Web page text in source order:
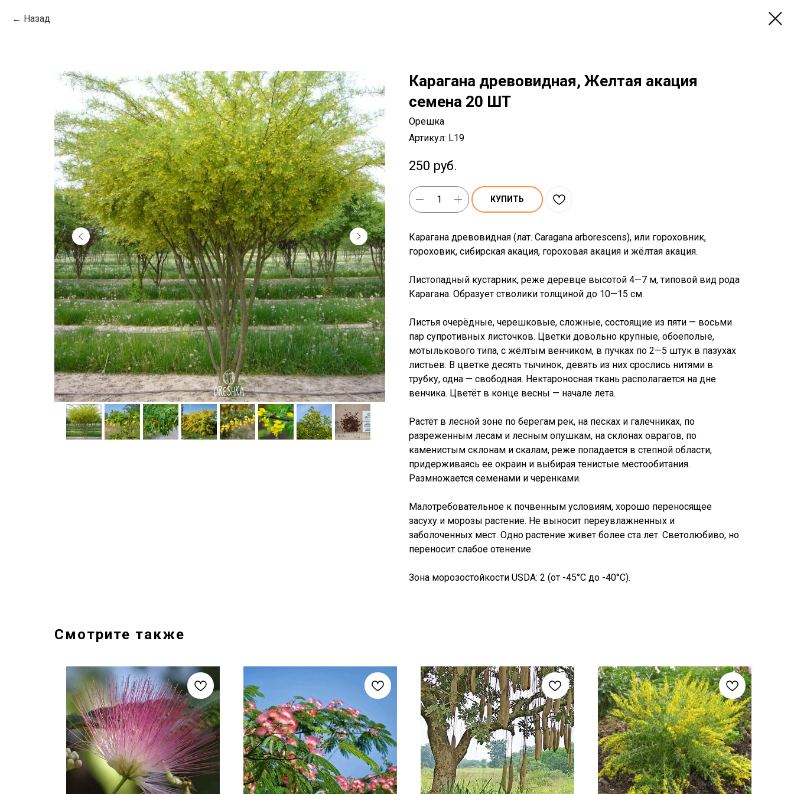
Назад
Карагана древовидная, Желтая акация
семена 20 ШТ
Орешка
Артикул: L19
250 руб.
КУПИТЬ
Карагана древовидная (лат. Caragana arborescens), или гороховник,
гороховик, сибирская акация, гороховая акация и жёлтая акация.
Листопадный кустарник, реже деревце высотой 4—7 м, типовой вид рода
Карагана. Образует стволики толщиной до 10—15 см.
Листья очерёдные, черешковые, сложные, состоящие из пяти — восьми
пар супротивных листочков. Цветки довольно крупные, обоеполые,
мотылькового типа, с жёлтым венчиком, в пучках по 2—5 штук в пазухах
листьев. В цветке десять тычинок, девять из них срослись нитями в
трубку, одна — свободная. Нектароносная ткань располагается на дне
венчика. Цветёт в конце весны — начале лета.
Растёт в лесной зоне по берегам рек, на песках и галечниках, по
разреженным лесам и лесным опушкам, на склонах оврагов, по
каменистым склонам и скалам, реже попадается в степной области,
придерживаясь ее окраин и выбирая тенистые местообитания.
Размножается семенами и черенками.
Малотребовательное к почвенным условиям, хорошо переносящее
засуху и морозы растение. Не выносит переувлажненных и
заболоченных мест. Одно растение живет более ста лет. Светолюбиво, но
переносит слабое отенение.
Зона морозостойкости USDA: 2 (от -45°C до -40°C).
Смотрите также